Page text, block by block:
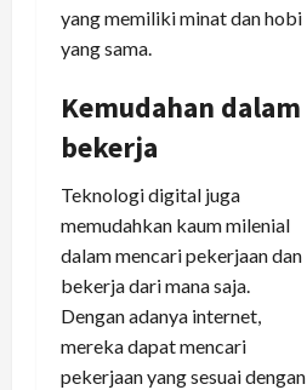
yang memiliki minat dan hobi
yang sama.
Kemudahan dalam
bekerja
Teknologi digital juga
memudahkan kaum milenial
dalam mencari pekerjaan dan
bekerja dari mana saja.
Dengan adanya internet,
mereka dapat mencari
pekerjaan yang sesuai dengan